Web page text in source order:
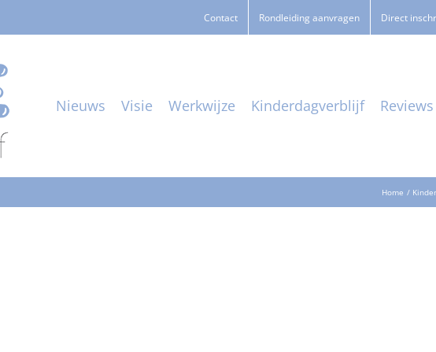
Contact Rondleiding aanvragen Direct
Nieuws Visie Werkwijze Kinderdagverblijf Reviews
Home